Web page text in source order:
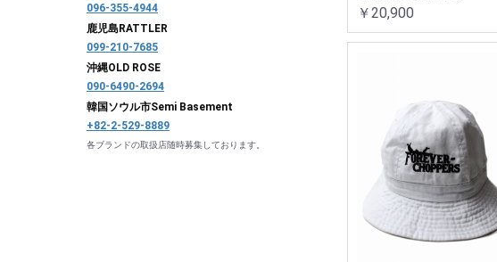
096-355-4944
鹿児島RATTLER
099-210-7685
沖縄OLD ROSE
090-6490-2694
韓国ソウル市Semi Basement
+82-2-529-8889
各ブランドの取扱店随時募集しております。
￥20,900